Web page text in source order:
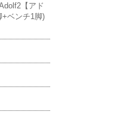
【アド
+ベンチ1脚)